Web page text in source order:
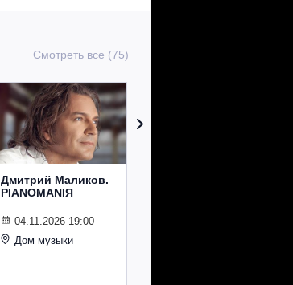
Смотреть все (75)
Дмитрий Маликов.
PIANOMANIЯ
04.11.2026 19:00
Дом музыки